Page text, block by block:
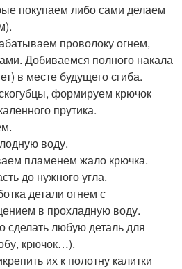
покупаем либо сами делаем
проволоку огнем,
Добиваемся полного накала
в месте будущего сгиба.
формируем крючок
прутика.
воду.
пламенем жало крючка.
до нужного угла.
детали огнем с
в прохладную воду.
сделать любую деталь для
крючок…).
их к полотну калитки